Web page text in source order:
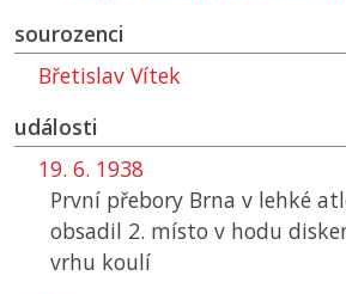
sourozenci
Břetislav Vítek
události
19. 6. 1938
První přebory Brna v lehké
obsadil 2. místo v hodu
vrhu koulí